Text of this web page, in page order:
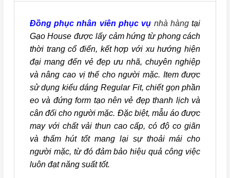
Đồng phục nhân viên phục vụ nhà hàngtại
Gạo House được lấy cảm hứng từ phong cách
thời trang cổ điển, kết hợp với xu hướng hiện
đại mang đến vẻ đẹp ưu nhã, chuyên nghiệp
và nâng cao vị thế cho người mặc. Item được
sử dụng kiểu dáng Regular Fit, chiết gọn phần
eo và đứng form tạo nên vẻ đẹp thanh lịch và
cân đối cho người mặc. Đặc biệt, mẫu áo được
may với chất vải thun cao cấp, có độ co giãn
và thấm hút tốt mang lại sự thoải mái cho
người mặc, từ đó đảm bảo hiệu quả công việc
luôn đạt năng suất tốt.